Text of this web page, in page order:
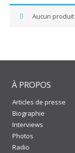
Aucun
À PROPOS
Articles de presse
Biographie
Interviews
Photos
Radio